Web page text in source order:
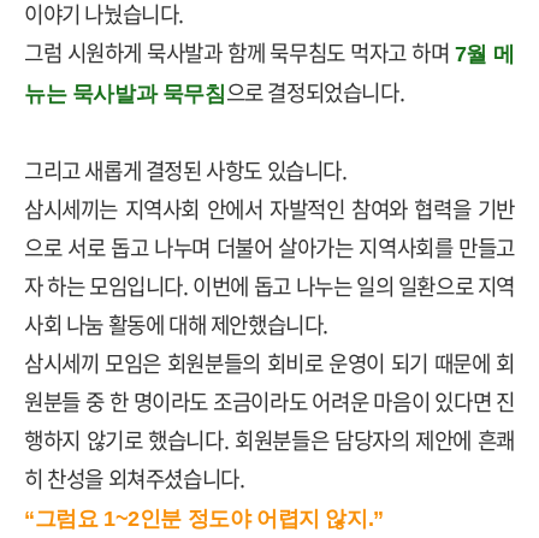
이야기 나눴습니다.
그럼 시원하게 묵사발과 함께 묵무침도 먹자고 하며 7월 메
뉴는 묵사발과 묵무침으로 결정되었습니다.
그리고 새롭게 결정된 사항도 있습니다.
삼시세끼는 지역사회 안에서 자발적인 참여와 협력을 기반
으로 서로 돕고 나누며 더불어 살아가는 지역사회를 만들고
자 하는 모임입니다.이번에 돕고 나누는 일의 일환으로 지역
사회 나눔 활동에 대해 제안했습니다.
삼시세끼 모임은 회원분들의 회비로 운영이 되기 때문에 회
원분들 중 한 명이라도 조금이라도 어려운 마음이 있다면 진
행하지 않기로 했습니다. 회원분들은 담당자의 제안에 흔쾌
히 찬성을 외쳐주셨습니다.
“그럼요 1~2인분 정도야 어렵지 않지.”